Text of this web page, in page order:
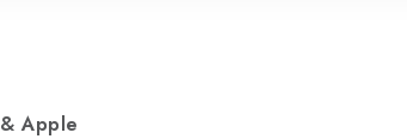
& Apple